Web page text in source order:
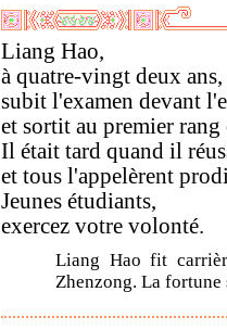
Liang Hao,
à quatre-vingt deux ans,
subit l'examen devant
et sortit au premier rang
Il était tard quand il
et tous l'appelèrent
Jeunes étudiants,
exercez votre volonté.
Liang Hao fit
Zhenzong. La